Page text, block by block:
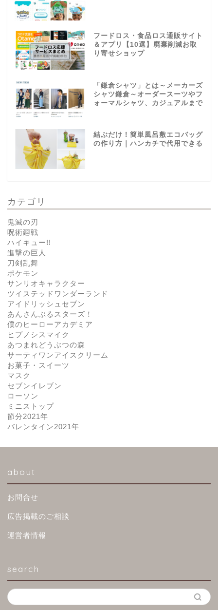
フードロス・食品ロス通販サイト
＆アプリ【10選】廃棄削減お取
り寄せショップ
「鎌倉シャツ」とは～メーカーズ
シャツ鎌倉～オーダースーツやフ
ォーマルシャツ、カジュアルまで
結ぶだけ！簡単風呂敷エコバッグ
の作り方｜ハンカチで代用できる
カテゴリ
鬼滅の刃
呪術廻戦
ハイキュー!!
進撃の巨人
刀剣乱舞
ポケモン
サンリオキャラクター
ツイステッドワンダーランド
アイドリッシュセブン
あんさんぶるスターズ！
僕のヒーローアカデミア
ヒプノシスマイク
あつまれどうぶつの森
サーティワンアイスクリーム
お菓子・スイーツ
マスク
セブンイレブン
ローソン
ミニストップ
節分2021年
バレンタイン2021年
about
お問合せ
広告掲載のご相談
運営者情報
search